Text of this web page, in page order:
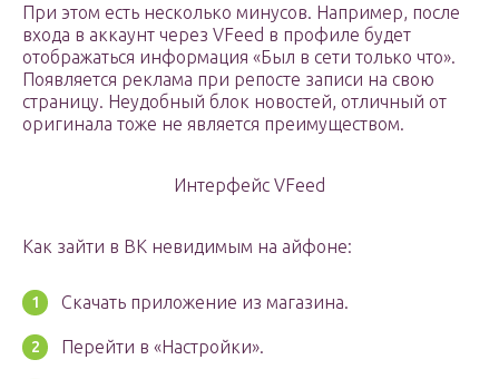
При этом есть несколько минусов. Например, после
входа в аккаунт через VFeed в профиле будет
отображаться информация «Был в сети только что».
Появляется реклама при репосте записи на свою
страницу. Неудобный блок новостей, отличный от
оригинала тоже не является преимуществом.
Интерфейс VFeed
Как зайти в ВК невидимым на айфоне:
Скачать приложение из магазина.
Перейти в «Настройки».